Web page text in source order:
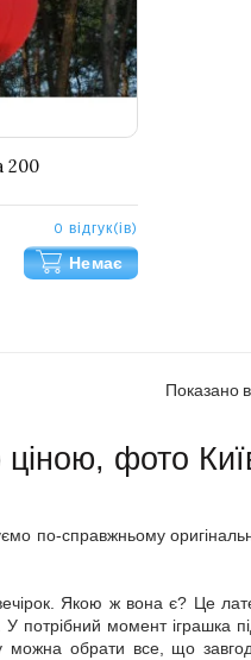
200
0 відгук(ів)
Немає
Показано
фото
по-справжньому
Якою ж вона є? Це
момент іграшка
обрати все, що